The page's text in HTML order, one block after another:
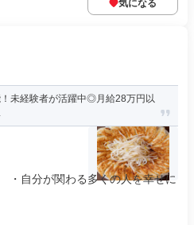
気になる
未経験者が活躍中◎月給28万円以
・自分が関わる多くの人を幸せに